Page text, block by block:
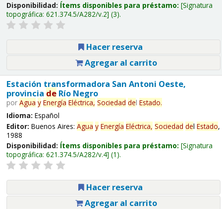
Disponibilidad: Ítems disponibles para préstamo: Signatura
topográfica: 621.374.5/A282/v.2 (3).
Hacer reserva
Agregar al carrito
Estación transformadora San Antoni Oeste,
provincia deRío Negro
por Agua y Energía Eléctrica, Sociedad del Estado.
Idioma: Español
Editor: Buenos Aires: Agua y Energía Eléctrica, Sociedad del Estado,
1988
Disponibilidad: Ítems disponibles para préstamo: Signatura
topográfica: 621.374.5/A282/v.4 (1).
Hacer reserva
Agregar al carrito